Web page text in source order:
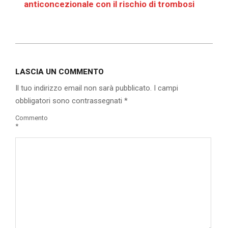
anticoncezionale con il rischio di trombosi
11
LASCIA UN COMMENTO
Il tuo indirizzo email non sarà pubblicato. I campi
obbligatori sono contrassegnati *
Commento
*